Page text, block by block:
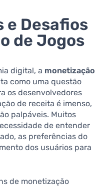
e Desafios
de Jogos
digital, a monetização
como uma questão
os desenvolvedores
de receita é imenso,
palpáveis. Muitos
de entender
as preferências do
dos usuários para
de monetização